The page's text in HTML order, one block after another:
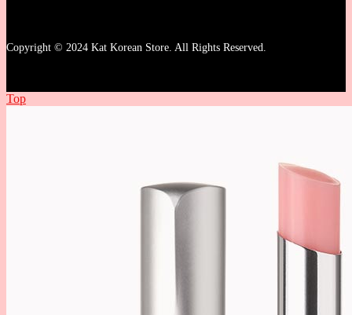
Copyright © 2024 Kat Korean Store. All Rights Reserved.
Top